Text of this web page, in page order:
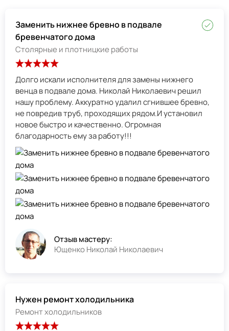
Заменить нижнее бревно в подвале
бревенчатого дома
Столярные и плотницкие работы
Долго искали исполнителя для замены нижнего
венца в подвале дома. Николай Николаевич решил
нашу проблему. Аккуратно удалил сгнившее бревно,
не повредив труб, проходящих рядом.И установил
новое быстро и качественно. Огромная
благодарность ему за работу!!!
Отзыв мастеру:
Ющенко Николай Николаевич
Нужен ремонт холодильника
Ремонт холодильников